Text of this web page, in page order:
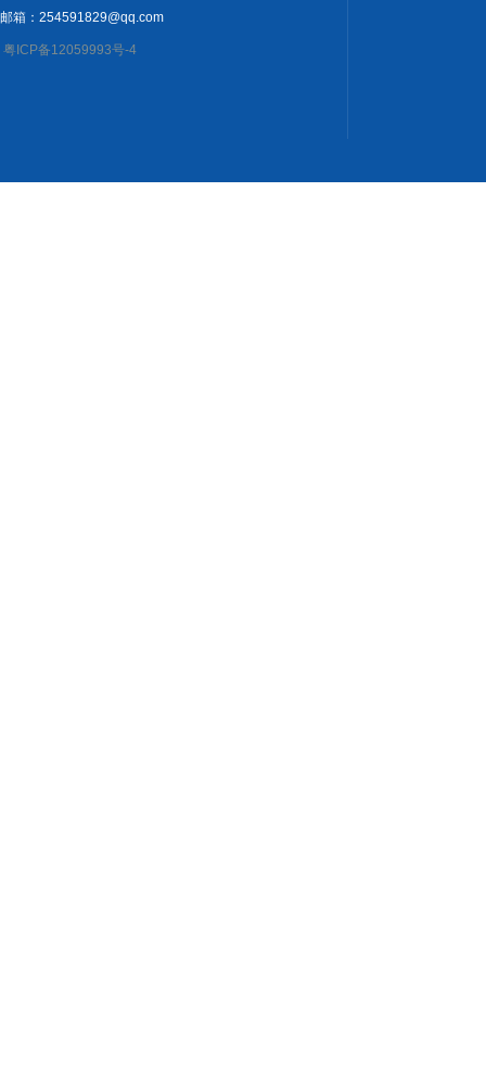
邮箱：254591829@qq.com
粤ICP备12059993号-4